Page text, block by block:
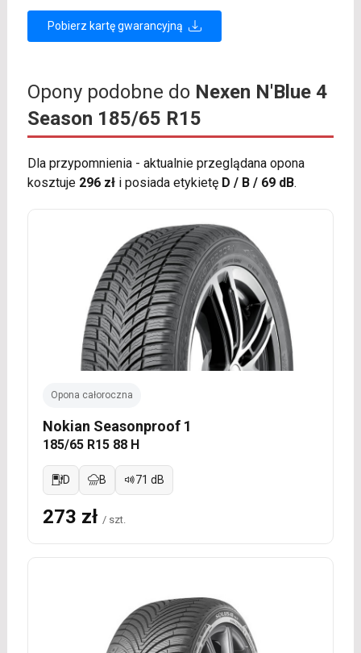
Pobierz kartę gwarancyjną
Opony podobne do Nexen N'Blue 4
Season 185/65 R15
Dla przypomnienia - aktualnie przeglądana opona
kosztuje 296 złi posiada etykietę D / B / 69 dB.
Opona całoroczna
Nokian Seasonproof 1
185/65 R15 88 H
D B 71 dB
273 zł / szt.